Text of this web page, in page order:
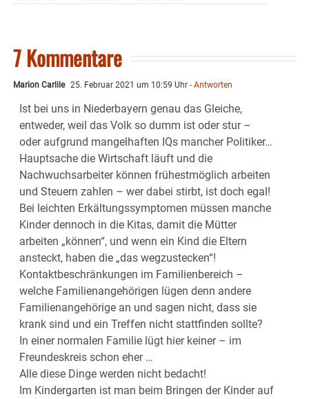
7 Kommentare
Marion Carlile 25. Februar 2021 um 10:59 Uhr - Antworten
Ist bei uns in Niederbayern genau das Gleiche,
entweder, weil das Volk so dumm ist oder stur –
oder aufgrund mangelhaften IQs mancher Politiker…
Hauptsache die Wirtschaft läuft und die
Nachwuchsarbeiter können frühestmöglich arbeiten
und Steuern zahlen – wer dabei stirbt, ist doch egal!
Bei leichten Erkältungssymptomen müssen manche
Kinder dennoch in die Kitas, damit die Mütter
arbeiten „können“, und wenn ein Kind die Eltern
ansteckt, haben die „das wegzustecken“!
Kontaktbeschränkungen im Familienbereich –
welche Familienangehörigen lügen denn andere
Familienangehörige an und sagen nicht, dass sie
krank sind und ein Treffen nicht stattfinden sollte?
In einer normalen Familie lügt hier keiner – im
Freundeskreis schon eher …
Alle diese Dinge werden nicht bedacht!
Im Kindergarten ist man beim Bringen der Kinder auf